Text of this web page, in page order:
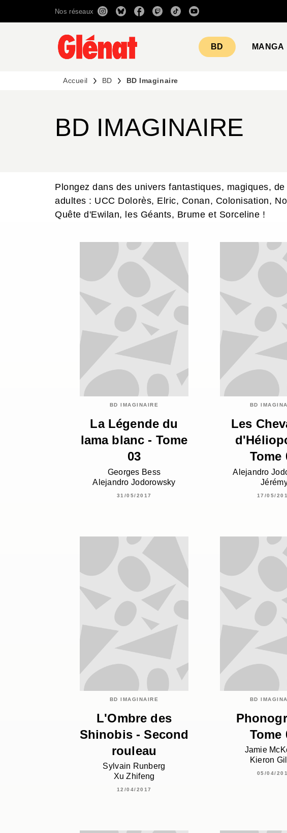
RECHERCHE CONTENU
Nos réseaux
BD MANGA
Accueil BD BD Imaginaire
BD IMAGINAIRE
Plongez dans des univers fantastiques, magiques,
adultes : UCC Dolorès, Elric, Conan, Colonisation,
Quête d'Ewilan, les Géants, Brume et Sorceline !
BD IMAGINAIRE
La Légende du
lama blanc - Tome
03
Georges Bess
Alejandro Jodorowsky
31/05/2017
BD
Les
Tome
Alejandro
17/05/
BD IMAGINAIRE
L'Ombre des
Shinobis - Second
rouleau
Sylvain Runberg
Xu Zhifeng
12/04/2017
BD
Tome
Jamie
Kieron
05/04/